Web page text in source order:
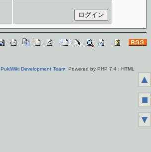
PukiWiki Development Team. Powered by PHP 7.4 : HTML
▲
■
▼